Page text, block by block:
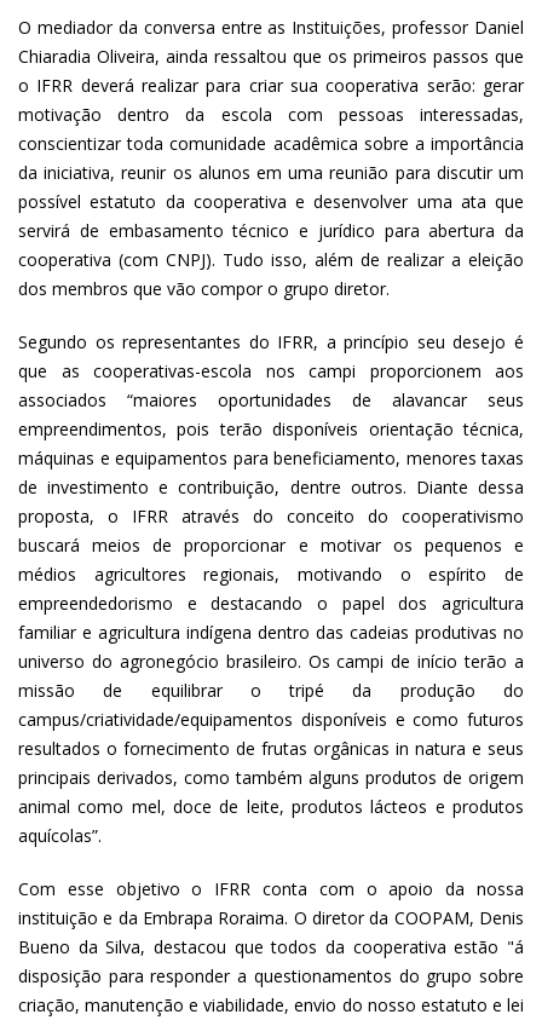
O mediador da conversa entre as Instituições, professor Daniel
Chiaradia Oliveira, ainda ressaltou que os primeiros passos que
o IFRR deverá realizar para criar sua cooperativa serão: gerar
motivação dentro da escola com pessoas interessadas,
conscientizar toda comunidade acadêmica sobre a importância
da iniciativa, reunir os alunos em uma reunião para discutir um
possível estatuto da cooperativa e desenvolver uma ata que
servirá de embasamento técnico e jurídico para abertura da
cooperativa (com CNPJ). Tudo isso, além de realizar a eleição
dos membros que vão compor o grupo diretor.
Segundo os representantes do IFRR, a princípio seu desejo é
que as cooperativas-escola nos campi proporcionem aos
associados “maiores oportunidades de alavancar seus
empreendimentos, pois terão disponíveis orientação técnica,
máquinas e equipamentos para beneficiamento, menores taxas
de investimento e contribuição, dentre outros. Diante dessa
proposta, o IFRR através do conceito do cooperativismo
buscará meios de proporcionar e motivar os pequenos e
médios agricultores regionais, motivando o espírito de
empreendedorismo e destacando o papel dos agricultura
familiar e agricultura indígena dentro das cadeias produtivas no
universo do agronegócio brasileiro. Os campi de início terão a
missão de equilibrar o tripé da produção do
campus/criatividade/equipamentos disponíveis e como futuros
resultados o fornecimento de frutas orgânicas in natura e seus
principais derivados, como também alguns produtos de origem
animal como mel, doce de leite, produtos lácteos e produtos
aquícolas”.
Com esse objetivo o IFRR conta com o apoio da nossa
instituição e da Embrapa Roraima. O diretor da COOPAM, Denis
Bueno da Silva, destacou que todos da cooperativa estão "á
disposição para responder a questionamentos do grupo sobre
criação, manutenção e viabilidade, envio do nosso estatuto e lei